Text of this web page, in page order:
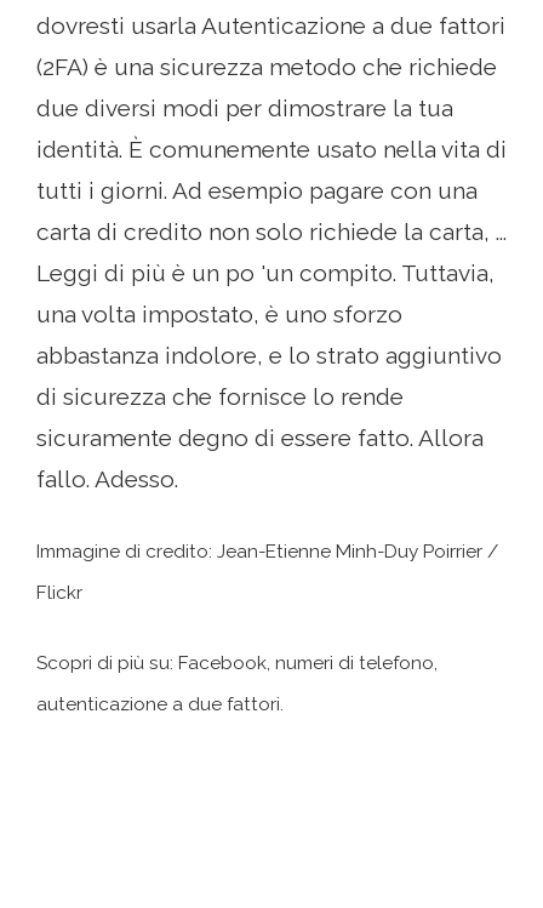
dovresti usarla Autenticazione a due fattori
(2FA) è una sicurezza metodo che richiede
due diversi modi per dimostrare la tua
identità. È comunemente usato nella vita di
tutti i giorni. Ad esempio pagare con una
carta di credito non solo richiede la carta, ...
Leggi di più è un po 'un compito. Tuttavia,
una volta impostato, è uno sforzo
abbastanza indolore, e lo strato aggiuntivo
di sicurezza che fornisce lo rende
sicuramente degno di essere fatto. Allora
fallo. Adesso.
Immagine di credito: Jean-Etienne Minh-Duy Poirrier /
Flickr
Scopri di più su: Facebook, numeri di telefono,
autenticazione a due fattori.